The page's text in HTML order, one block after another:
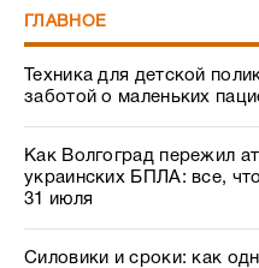
ГЛАВНОЕ
Техника для детской
заботой о маленьких
Как Волгоград пережил
украинских БПЛА: все,
31 июля
Силовики и сроки: как